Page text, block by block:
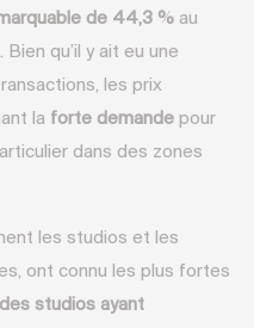
de 44,3 % au
qu’il y ait eu une
les prix
la forte demande pour
dans des zones
les studios et les
ont connu les plus fortes
studios ayant